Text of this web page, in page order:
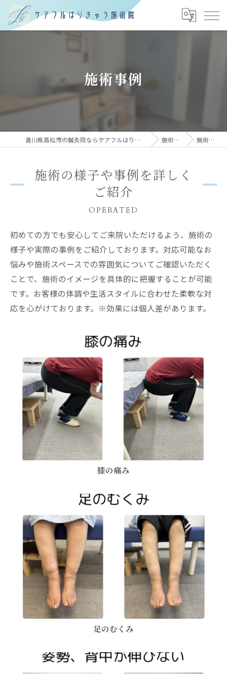
施術事例
香川県高松市の鍼灸院ならケアフルはりきゅう施術院 施術方法 施術事例
施術の様子や事例を詳しく
ご紹介
OPERATED
初めての方でも安心してご来院いただけるよう、施術の
様子や実際の事例をご紹介しております。対応可能なお
悩みや施術スペースでの雰囲気についてご確認いただく
ことで、施術のイメージを具体的に把握することが可能
です。お客様の体調や生活スタイルに合わせた柔軟な対
応を心がけております。※効果には個人差があります。
膝の痛み
足のむくみ